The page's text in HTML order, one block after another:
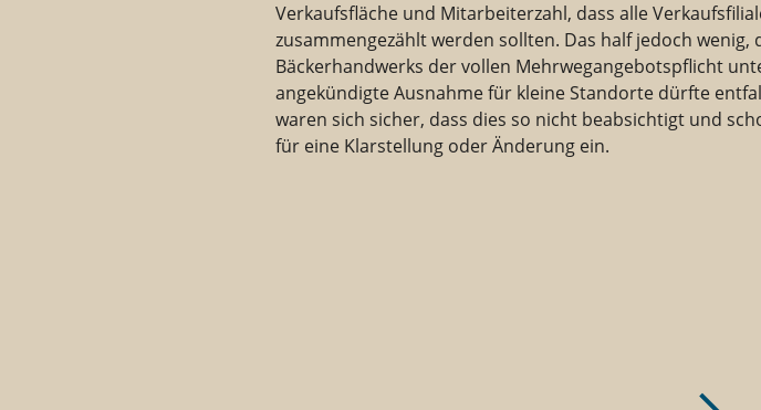
Verkaufsfläche und Mitarbeiterzahl, dass alle
zusammengezählt werden sollten. Das half jedoch
Bäckerhandwerks der vollen Mehrwegangebotspflicht
angekündigte Ausnahme für kleine Standorte dürfte
waren sich sicher, dass dies so nicht beabsichtigt und
für eine Klarstellung oder Änderung ein.